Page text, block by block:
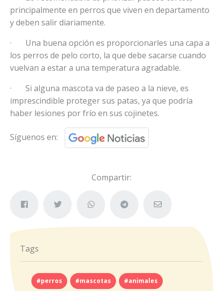
principalmente en perros que viven en departamento
y deben salir diariamente.
· Una buena opción es proporcionarles una capa a
los perros de pelo corto, la que debe sacarse cuando
vuelvan a estar a una temperatura agradable.
· Si alguna mascota va de paseo a la nieve, es
imprescindible proteger sus patas, ya que podría
haber lesiones por frío en sus cojinetes.
Síguenos en:
Compartir:
Tags
#perros #mascotas #animales